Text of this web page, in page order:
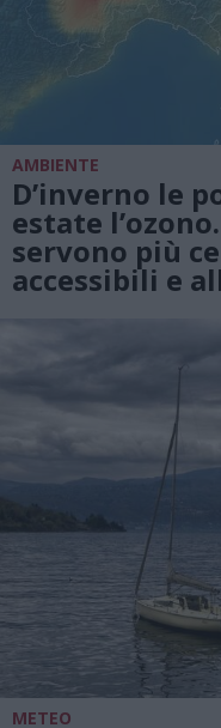
AMBIENTE
D’inverno le
estate
servono più
accessibili e
METEO